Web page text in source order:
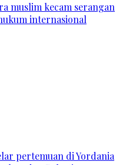
muslim kecam serangan
internasional
pertemuan di Yordania